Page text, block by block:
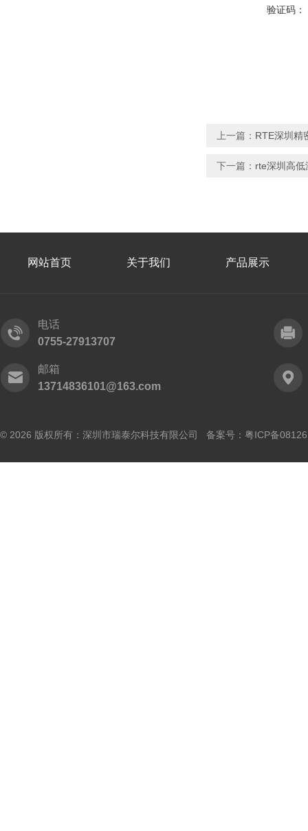
验证码：
上一篇： RTE深圳精
下一篇： rte深圳高
网站首页 关于我们 产品展示
电话
0755-27913707
邮箱
13714836101@163.com
© 2026 版权所有：深圳市瑞泰尔科技有限公司 备案号： 粤ICP备